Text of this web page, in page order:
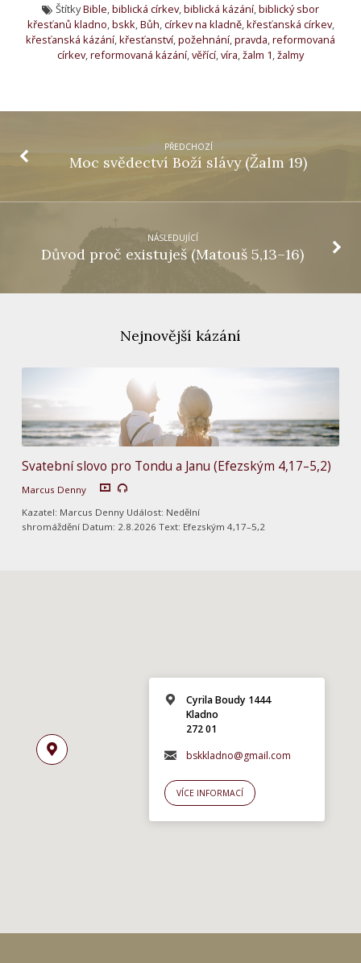
ŠtítkyBible,biblická církev,biblická kázání,biblický sbor
křesťanů kladno,bskk,Bůh,církev na kladně,křesťanská církev,
křesťanská kázání,křesťanství,požehnání,pravda,reformovaná
církev,reformovaná kázání,věřící,víra,žalm 1,žalmy
PŘEDCHOZÍ
Moc svědectví Boží slávy (Žalm 19)
NÁSLEDUJÍCÍ
Důvod proč existuješ (Matouš 5,13–16)
Nejnovější kázání
Svatební slovo pro Tondu a Janu (Efezským 4,17–5,2)
Marcus Denny
Kazatel: Marcus Denny Událost: Nedělní
shromáždění Datum: 2.8.2026 Text: Efezským 4,17–5,2
Cyrila Boudy 1444
Kladno
272 01
bskkladno@gmail.com
VÍCE INFORMACÍ